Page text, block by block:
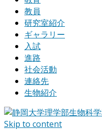
教員
研究室紹介
ギャラリー
入試
進路
社会活動
連絡先
生物紹介
Skip to content